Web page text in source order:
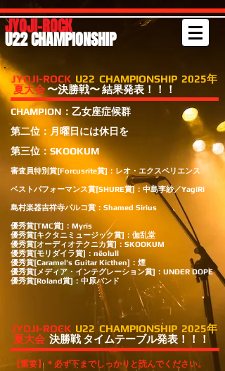
JYOJI-ROCK
U22 CHAMPIONSHIP
JYOJI-ROCK U22 CHAMPIONSHIP 2025年
夏大会〜決勝戦〜 結果発表！！！
CHAMPION：乙女座症候群
第二位：​月曜日には休日を
第三位：SKOOKUM
審査員特別賞[Forcusrite賞]：レオ・エクスペリエンス
ベストパフォーマンス賞[SHURE賞]：中島李紗／YagiRi
島村楽器吉祥寺パルコ賞：Shamed Sirius
優秀賞[TMC賞]：Myris
優秀賞[キクタニミュージック賞]：伽乱堂
優秀賞[オーディオテクニカ賞]：SKOOKUM
優秀賞[モリダイラ賞]：nëolull
優秀賞[Caramel's Guitar Kicthen]：煙
優秀賞[メディア・インテグレーション賞]：UNDER DOPE
優秀賞[Roland賞]：中原バンド
JYOJI-ROCK U22 CHAMPIONSHIP 2025年
夏大会 決勝戦 タイムテーブル発表！！！
【重要】 ＊必ず下までしっかりと読んでください。